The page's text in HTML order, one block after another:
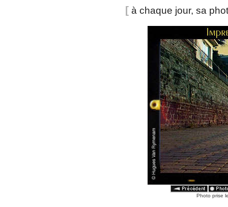
[ à chaque jour, sa
Photo prise